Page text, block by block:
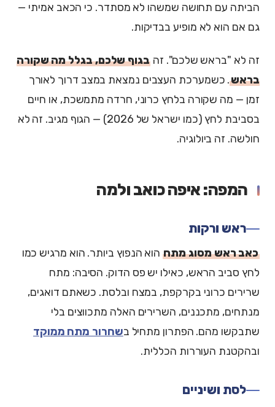
הביתה עם תחושה שמשהו לא מסתדר. כי הכאב אמיתי —
גם אם הוא לא מופיע בבדיקות.
זה לא "בראש שלכם". זה בגוף שלכם, בגלל מה שקורה
בראש. כשמערכת העצבים נמצאת במצב דרוך לאורך
זמן — מה שקורה בלחץ כרוני, חרדה מתמשכת, או חיים
בסביבת לחץ (כמו ישראל של 2026) — הגוף מגיב. זה לא
חולשה. זה ביולוגיה.
המפה: איפה כואב ולמה
ראש ורקות
כאב ראש מסוג מתחהוא הנפוץ ביותר. הוא מרגיש כמו
לחץ סביב הראש, כאילו יש פס הדוק. הסיבה: מתח
שרירים כרוני בקרקפת, במצח ובלסת. כשאתם דואגים,
מנתחים, מתכננים, השרירים האלה מתכווצים בלי
שתבקשו מהם. הפתרון מתחיל בשחרור מתח ממוקד
ובהקטנת העוררות הכללית.
לסת ושיניים